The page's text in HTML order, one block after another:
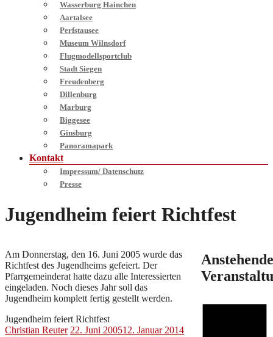
Wasserburg Hainchen
Aartalsee
Perfstausee
Museum Wilnsdorf
Flugmodellsportclub
Stadt Siegen
Freudenberg
Dillenburg
Marburg
Biggesee
Ginsburg
Panoramapark
Kontakt
Impressum/ Datenschutz
Presse
Jugendheim feiert Richtfest
Am Donnerstag, den 16. Juni 2005 wurde das
Richtfest des Jugendheims gefeiert. Der
Pfarrgemeinderat hatte dazu alle Interessierten
eingeladen. Noch dieses Jahr soll das
Jugendheim komplett fertig gestellt werden.
Jugendheim feiert Richtfest
Christian Reuter 22. Juni 200512. Januar 2014
Anstehende